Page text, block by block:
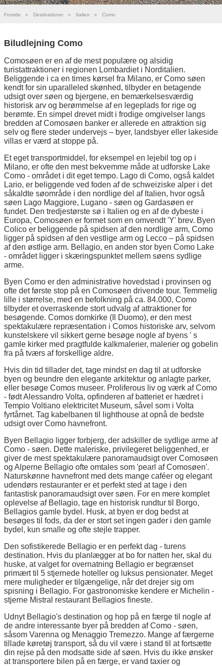
Forside » Destinationer » Italien » Como
Biludlejning Como
Comosøen er en af de mest populære og alsidig
turistattraktioner i regionen Lombardiet i Norditalien.
Beliggende i ca en times kørsel fra Milano, er Como søen
kendt for sin uparalleled skønhed, tilbyder en betagende
udsigt over søen og bjergene, en bemærkelsesværdig
historisk arv og berømmelse af en legeplads for rige og
berømte. En simpel drevet midt i frodige omgivelser langs
bredden af Comosøen banker er allerede en attraktion sig
selv og flere steder undervejs – byer, landsbyer eller lakeside
villas er værd at stoppe på.
Et eget transportmiddel, for eksempel en lejebil tog op i
Milano, er ofte den mest bekvemme måde at udforske Lake
Como - området i dit eget tempo. Lago di Como, også kaldet
Lario, er beliggende ved foden af de schweiziske alper i det
såkaldte søområde i den nordlige del af Italien, hvor også
søen Lago Maggiore, Lugano - søen og Gardasøen er
fundet. Den tredjestørste sø i Italien og en af de dybeste i
Europa, Comosøen er formet som en omvendt 'Y' brev. Byen
Colico er beliggende på spidsen af den nordlige arm, Como
ligger på spidsen af den vestlige arm og Lecco – på spidsen
af den østlige arm. Bellagio, en anden stor byen Como Lake
- området ligger i skæringspunktet mellem søens sydlige
arme.
Byen Como er den administrative hovedstad i provinsen og
ofte det første stop på en Comosøen drivende tour. Temmelig
lille i størrelse, med en befolkning på ca. 84.000, Como
tilbyder et overraskende stort udvalg af attraktioner for
besøgende. Comos domkirke (Il Duomo), er den mest
spektakulære repræsentation i Comos historiske arv, selvom
kunstelskere vil sikkert gerne besøge nogle af byens ' s
gamle kirker med pragtfulde kalkmalerier, malerier og gobelin
fra på tværs af forskellige aldre.
Hvis din tid tillader det, tage mindst en dag til at udforske
byen og beundre den elegante arkitektur og anlagte parker,
eller besøge Comos museer. Proliferous liv og værk af Como
- født Alessandro Volta, opfinderen af batteriet er hædret i
Tempio Voltiano elektricitet Museum, såvel som i Volta
fyrtårnet. Tag kabelbanen til lighthouse at opnå de bedste
udsigt over Como havnefront.
Byen Bellagio ligger forbjerg, der adskiller de sydlige arme af
Como - søen. Dette maleriske, privilegeret beliggenhed, er
giver de mest spektakulære panoramaudsigt over Comosøen
og Alperne Bellagio ofte omtales som 'pearl af Comosøen'.
Naturskønne havnefront med dets mange caféer og elegant
udendørs restauranter er et perfekt sted at tage i den
fantastisk panoramaudsigt over søen. For en mere komplet
oplevelse af Bellagio, tage en historisk rundtur til Borgo,
Bellagios gamle bydel. Husk, at byen er dog bedst at
besøges til fods, da der er stort set ingen gader i den gamle
bydel, kun smalle og ofte stejle trapper.
Den sofistikerede Bellagio er en perfekt dag - turens
destination. Hvis du planlægger at bo for natten her, skal du
huske, at valget for overnatning Bellagio er begrænset
primært til 5 stjernede hoteller og luksus pensionater. Meget
mere muligheder er tilgængelige, når det drejer sig om
spisning i Bellagio. For gastronomiske kendere er Michelin -
stjerne Mistral restaurant Bellagios fineste.
Udnyt Bellagio's destination og hop på en færge til nogle af
de andre interessante byer på bredden af Como - søen,
såsom Varenna og Menaggio Tremezzo. Mange af færgerne
tillade køretøj transport, så du vil være i stand til at fortsætte
din rejse på den modsatte side af søen. Hvis du ikke ønsker
at transportere bilen på en færge, er vand taxier og